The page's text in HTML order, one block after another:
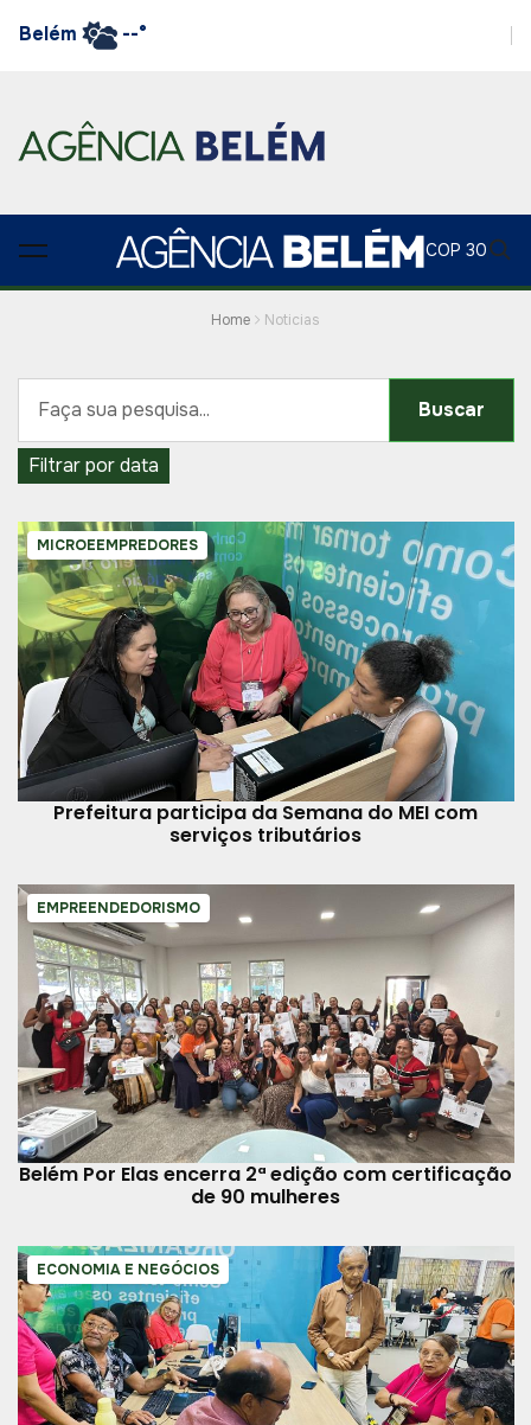
Belém --°
COP 30
Home Noticias
Buscar
Filtrar por data
MICROEEMPREDORES
Prefeitura participa da Semana do MEI com
serviços tributários
EMPREENDEDORISMO
Belém Por Elas encerra 2ª edição com certificação
de 90 mulheres
ECONOMIA E NEGÓCIOS